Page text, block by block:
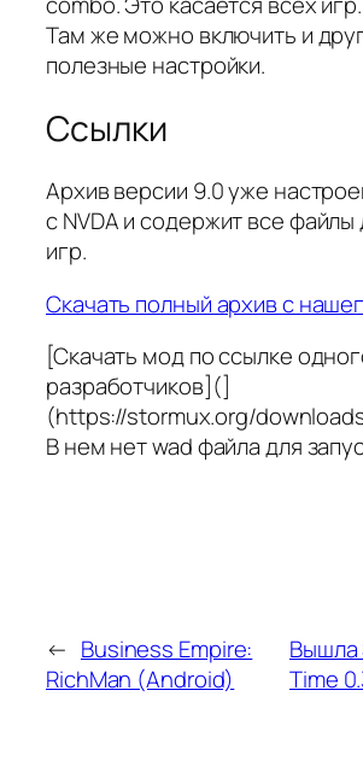
Там же можно включить и
полезные настройки.
Ссылки
Архив версии 9.0 уже
с NVDA и содержит все файлы
игр.
Скачать полный архив с
[Скачать мод по ссылке
разработчиков](]
(https://stormux.org/
В нем нет wad файла для
← Business Empire:
RichMan (Android)
Вышла
Time